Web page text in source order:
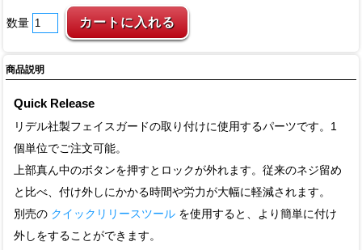
数量
商品説明
Quick Release
リデル社製フェイスガードの取り付けに使用するパーツです。1
個単位でご注文可能。
上部真ん中のボタンを押すとロックが外れます。従来のネジ留め
と比べ、付け外しにかかる時間や労力が大幅に軽減されます。
別売の クイックリリースツール を使用すると、より簡単に付け
外しをすることができます。